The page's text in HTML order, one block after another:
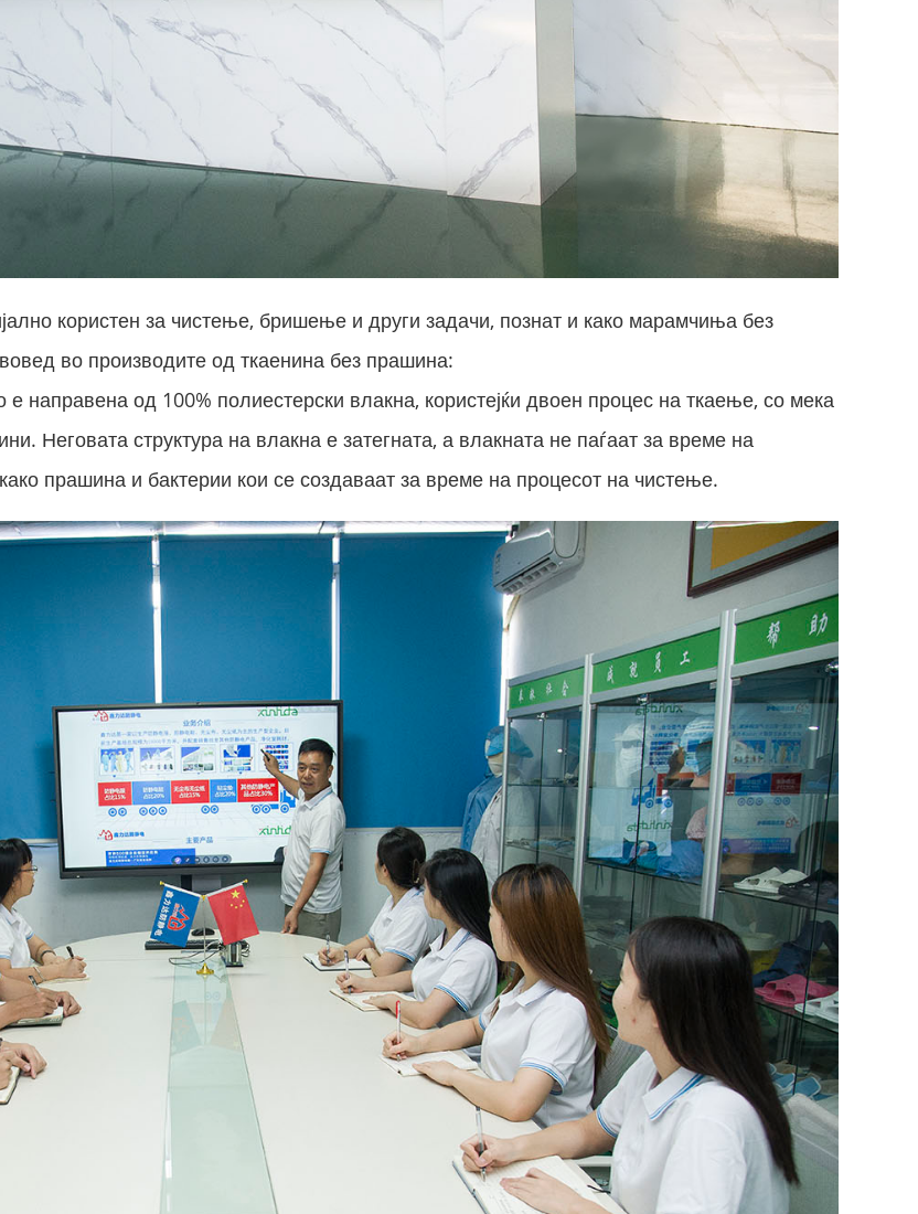
користен за чистење, бришење и други задачи, познат и како марамчиња без
во производите од ткаенина без прашина:
направена од 100% полиестерски влакна, користејќи двоен процес на ткаење, со мека
Неговата структура на влакна е затегната, а влакната не паѓаат за време на
прашина и бактерии кои се создаваат за време на процесот на чистење.